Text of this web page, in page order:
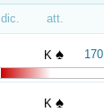
dic. att.
K ♠ 170
K ♠